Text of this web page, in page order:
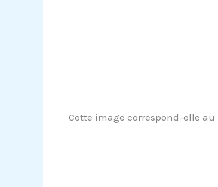
Cette image correspond-elle au